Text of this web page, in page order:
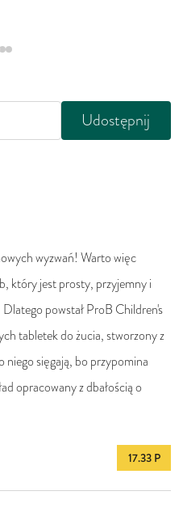
Udostępnij
17.33 P
wyzwań! Warto więc
który jest prosty, przyjemny i
powstał ProB Children's
tabletek do żucia, stworzony z
niego sięgają, bo przypomina
opracowany z dbałością o